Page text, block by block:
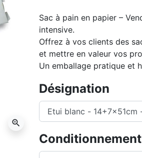
zoom_in
Sac à pain en papier –
intensive.
Offrez à vos clients des
et mettre en valeur vos
Un emballage pratique et
Désignation
Conditionnement